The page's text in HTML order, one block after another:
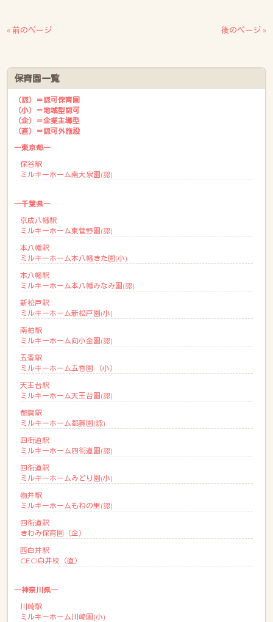
« 前のページ 後のページ »
保育園一覧
（認）＝認可保育園
（小）＝地域型認可
（企）＝企業主導型
（直）＝認可外施設
―東京都―
保谷駅
ミルキーホーム南大泉園(認)
―千葉県―
京成八幡駅
ミルキーホーム東菅野園(認)
本八幡駅
ミルキーホーム本八幡きた園(小)
本八幡駅
ミルキーホーム本八幡みなみ園(認)
新松戸駅
ミルキーホーム新松戸園(小)
南柏駅
ミルキーホーム向小金園(認)
五香駅
ミルキーホーム五香園 （小）
天王台駅
ミルキーホーム天王台園(認)
都賀駅
ミルキーホーム都賀園(認)
四街道駅
ミルキーホーム四街道園(認)
四街道駅
ミルキーホームみどり園(小)
物井駅
ミルキーホームもねの里(認)
四街道駅
きわみ保育園（企）
西白井駅
CECI白井校（直）
―神奈川県―
川崎駅
ミルキーホーム川崎園(小)